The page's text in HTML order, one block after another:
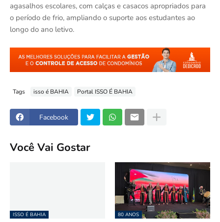
agasalhos escolares, com calças e casacos apropriados para
o período de frio, ampliando o suporte aos estudantes ao
longo do ano letivo.
Tags isso é BAHIA Portal ISSO É BAHIA
Facebook
Você Vai Gostar
ISSO É BAHIA 80 ANOS